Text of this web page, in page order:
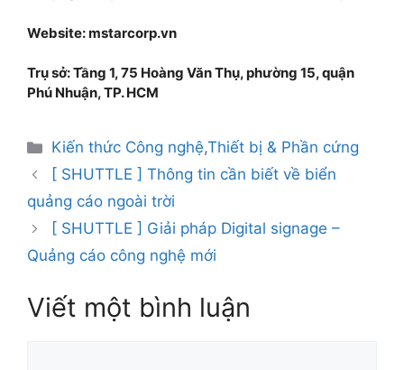
Website: mstarcorp.vn
Trụ sở: Tầng 1, 75 Hoàng Văn Thụ, phường 15, quận
Phú Nhuận, TP. HCM
Kiến thức Công nghệ,Thiết bị & Phần cứng
[ SHUTTLE ] Thông tin cần biết về biển
quảng cáo ngoài trời
[ SHUTTLE ] Giải pháp Digital signage –
Quảng cáo công nghệ mới
Viết một bình luận